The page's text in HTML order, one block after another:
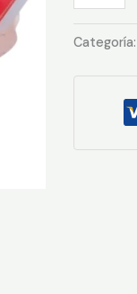
Categoría: